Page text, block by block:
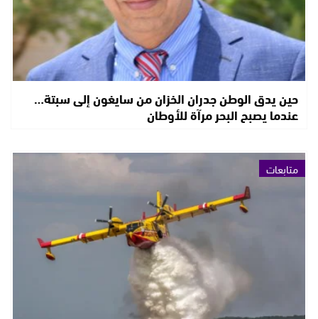
حين يدق الوطن جدران الخزان من سايغون إلى سبتة…
عندما يصبح البحر مرآة للأوطان
متابعات